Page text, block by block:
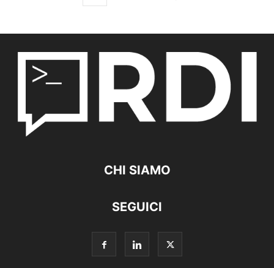
CHI SIAMO
SEGUICI